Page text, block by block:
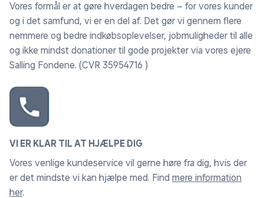
Vores formål er at gøre hverdagen bedre – for vores kunder
og i det samfund, vi er en del af. Det gør vi gennem flere
nemmere og bedre indkøbsoplevelser, jobmuligheder til alle
og ikke mindst donationer til gode projekter via vores ejere
Salling Fondene. (CVR 35954716 )
VI ER KLAR TIL AT HJÆLPE DIG
Vores venlige kundeservice vil gerne høre fra dig, hvis der
er det mindste vi kan hjælpe med. Find mere information
her.